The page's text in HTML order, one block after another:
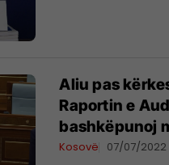
Aliu pas
Raportin e
bashkëpunoj
Kosovë 07/07/2022